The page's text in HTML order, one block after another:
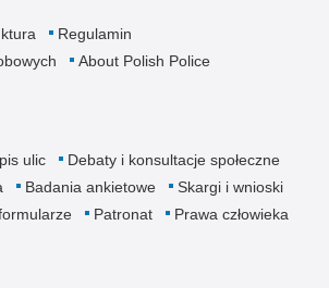
Regulamin
About Polish Police
ulic
Debaty i konsultacje społeczne
Badania ankietowe
Skargi i wnioski
Patronat
Prawa człowieka